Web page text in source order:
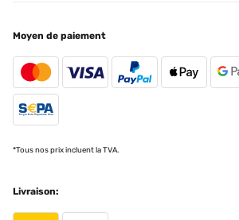
Die Erwartungen übertroffen Wir sind total
auch das, was man draus macht,und
zügig erledigt, hier gilt: viele Hände,
anbringen etwas piddelig aber machbar.
Amazon-Benutzer
Traduire
Moyen de paiement
*Tous nos prix incluent la TVA.
Livraison: